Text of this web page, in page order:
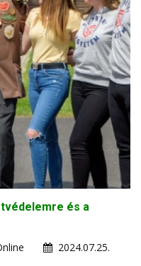
és a
2024.07.25.